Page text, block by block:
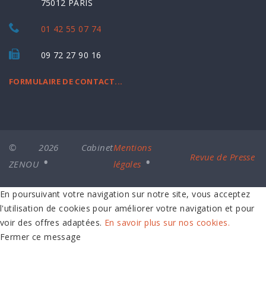
75012 PARIS
01 42 55 07 74
09 72 27 90 16
FORMULAIRE DE CONTACT...
© 2026 Cabinet
ZENOU
Mentions
légales
Revue de Presse
En poursuivant votre navigation sur notre site, vous acceptez
l'utilisation de cookies pour améliorer votre navigation et pour
voir des offres adaptées. En savoir plus sur nos cookies.
Fermer ce message